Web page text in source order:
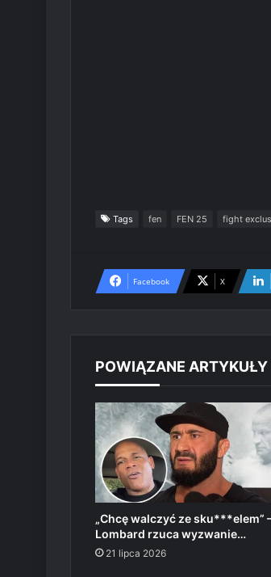
Tags fen FEN 25 fight
Facebook X
POWIĄZANE ARTYKUŁY
„Chcę walczyć ze sku***elem”
Lombard rzuca wyzwanie…
21 lipca 2026